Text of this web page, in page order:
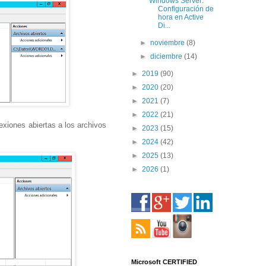
abiertas a los archivos
Configuración de
hora en Active
Di...
►noviembre(8)
►diciembre(14)
► 2019 (90)
► 2020 (20)
► 2021 (7)
► 2022 (21)
► 2023 (15)
► 2024 (42)
► 2025 (13)
► 2026 (1)
Microsoft CERTIFIED